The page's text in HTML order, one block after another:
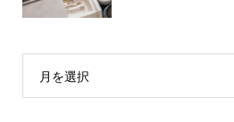
月を選択